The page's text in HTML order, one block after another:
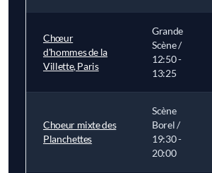
Chœur
d'hommes de la
Villette, Paris
Grande
Scène /
12:50 -
13:25
Choeur mixte des
Planchettes
Scène
Borel /
19:30 -
20:00